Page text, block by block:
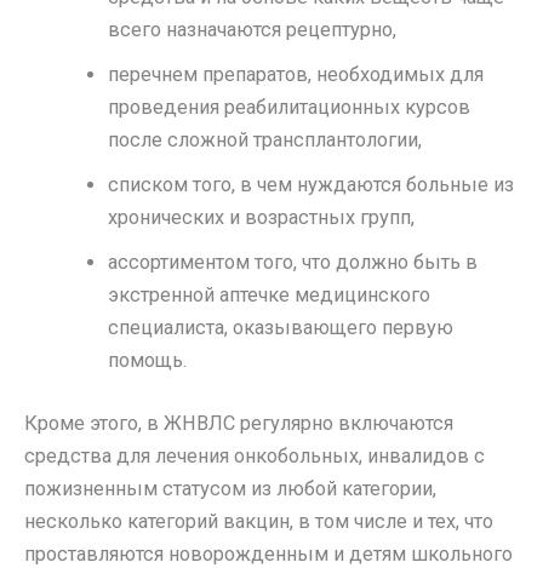
всего назначаются рецептурно,
перечнем препаратов, необходимых для
проведения реабилитационных курсов
после сложной трансплантологии,
списком того, в чем нуждаются больные из
хронических и возрастных групп,
ассортиментом того, что должно быть в
экстренной аптечке медицинского
специалиста, оказывающего первую
помощь.
Кроме этого, в ЖНВЛС регулярно включаются
средства для лечения онкобольных, инвалидов с
пожизненным статусом из любой категории,
несколько категорий вакцин, в том числе и тех, что
проставляются новорожденным и детям школьного